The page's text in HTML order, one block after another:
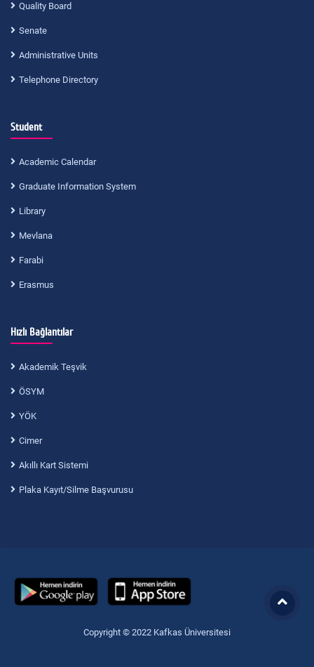
Quality Board
Senate
Administrative Units
Telephone Directory
Student
Academic Calendar
Graduate Information System
Library
Mevlana
Farabi
Erasmus
Hızlı Bağlantılar
Akademik Teşvik
ÖSYM
YÖK
Cimer
Akıllı Kart Sistemi
Plaka Kayıt/Silme Başvurusu
Copyright © 2022 Kafkas Üniversitesi